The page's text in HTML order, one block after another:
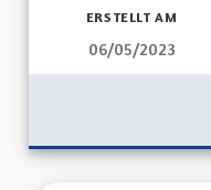
ERSTELLT AM
06/05/2023